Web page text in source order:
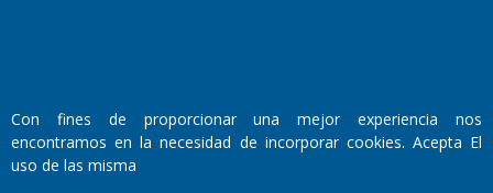
Director Periodístico:
Walter René Goñi
Con fines de proporcionar una mejor experiencia nos
encontramos en la necesidad de incorporar cookies. Acepta El
uso de las misma